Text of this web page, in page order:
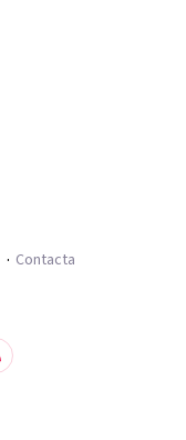
Contacta